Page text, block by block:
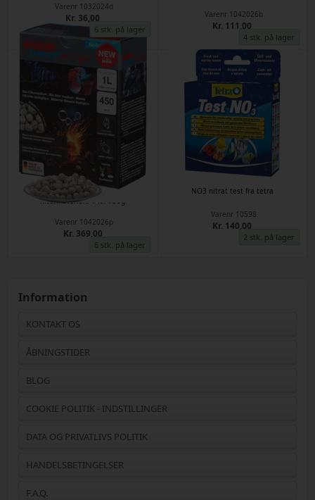
6 stk. på lager
Varenr 1032024d
Kr. 36,00
4 stk. på lager
Varenr 1042026b
Kr. 111,00
6 stk. på lager
EHEIM SUBSTRATpro + O2xygen
filtermateriale 1 ltr. 730g
Varenr 1042026p
Kr. 369,00 2 stk. på lager
NO3 nitrat test fra tetra
Varenr 10598
Kr. 140,00
Information
KONTAKT OS
ÅBNINGSTIDER
BLOG
COOKIE POLITIK - INDSTILLINGER
DATA OG PRIVATLIVS POLITIK
HANDELSBETINGELSER
F.A.Q.